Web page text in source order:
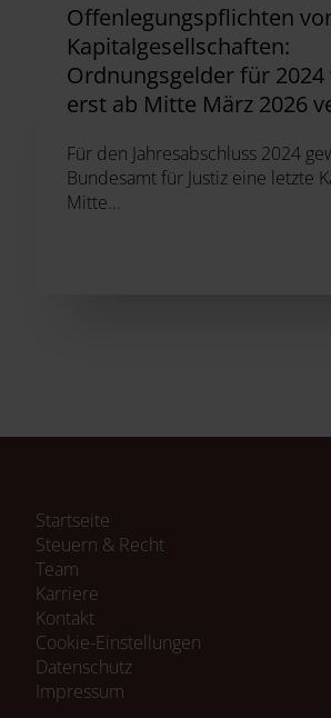
Offenlegungspflichten
Kapitalgesellschaften:
Ordnungsgelder für
erst ab Mitte März 2026
Für den Jahresabschluss 2024
Bundesamt für Justiz eine letzte
Mitte...
Navigation
überspringen
Startseite
Steuern & Recht
Team
Karriere
Kontakt
Cookie-Einstellungen
Navigation
überspringen
Datenschutz
Impressum